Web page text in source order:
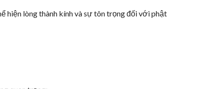
hiện lòng thành kính và sự tôn trọng đối với phật